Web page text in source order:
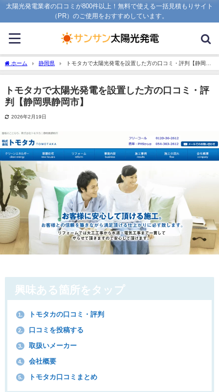
太陽光発電業者の口コミが800件以上！無料で使える一括見積もりサイト
（PR）のご使用をおすすめしています。
ホーム 静岡県
トモタカで太陽光発電を設置した方の口コミ・評判【静岡県
静岡市】
トモタカで太陽光発電を設置した方の口コミ・評
判【静岡県静岡市】
2026年2月19日
興味ある箇所をタップ
1. トモタカの口コミ・評判
2. 口コミを投稿する
3. 取扱いメーカー
4. 会社概要
5. トモタカ口コミまとめ